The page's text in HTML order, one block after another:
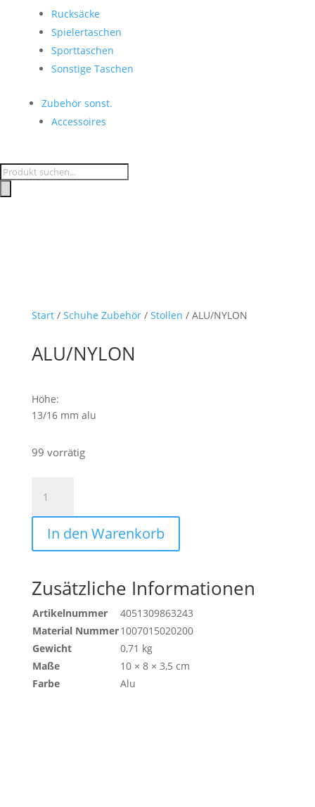
Rucksäcke
Spielertaschen
Sporttaschen
Sonstige Taschen
Zubehör sonst.
Accessoires
Products
Start/ Schuhe Zubehör/ Stollen / ALU/NYLON
ALU/NYLON
Höhe:
13/16 mm alu
99 vorrätig
Menge
In den Warenkorb
Zusätzliche Informationen
Artikelnummer
4051309863243
Material Nummer1007015020200
Gewicht
0,71 kg
Maße
10 × 8 × 3,5 cm
Farbe
Alu